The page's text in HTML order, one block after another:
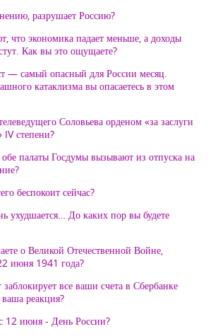
разрушает Россию?
что экономика падает меньше, а доходы
Как вы это ощущаете?
— самый опасный для России месяц.
катаклизма вы опасаетесь в этом
Соловьева орденом «за заслуги
IV степени?
палаты Госдумы вызывают из отпуска на
беспокоит сейчас?
ухудшается… До каких пор вы будете
о Великой Отечественной Войне,
июня 1941 года?
все ваши счета в Сбербанке
реакция?
12 июня - День России?